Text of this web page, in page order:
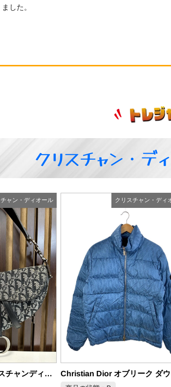
ました。
クリスチャン・デ
ャン・ディオール
Christian Dior オブリーク ダウンジャケット 44 ブルー
クリスチャン・ディ